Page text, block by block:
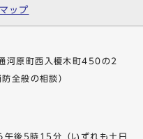
ップ
河原町西入榎木町450の2
防全般の相談）
午後5時15分（いずれも土日